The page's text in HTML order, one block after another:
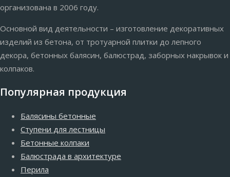
организована в 2006 году.
Основной вид деятельности – изготовление декоративных
изделий из бетона, от тротуарной плитки до лепного
декора, бетонных балясин, балюстрад, заборных накрывок и
колпаков.
Популярная продукция
Балясины бетонные
Ступени для лестницы
Бетонные колпаки
Балюстрада в архитектуре
Перила